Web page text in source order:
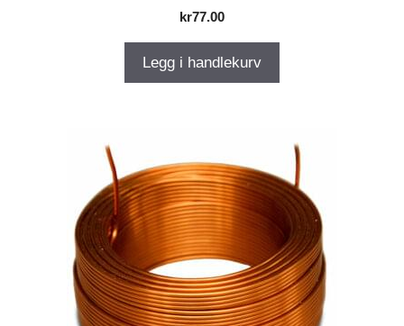
kr77.00
Legg i handlekurv